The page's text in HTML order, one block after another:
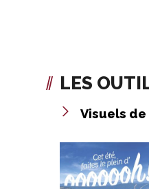
LES
Visuels